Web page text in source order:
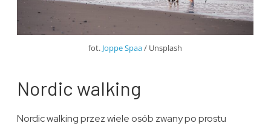
fot. Joppe Spaa/ Unsplash
Nordic walking
Nordic walking przez wiele osób zwany po prostu